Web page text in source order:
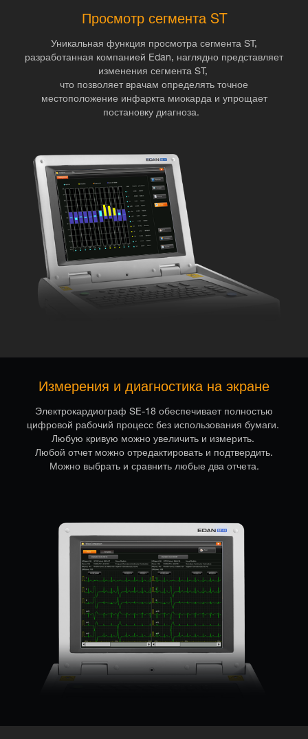
Просмотр сегмента ST
Уникальная функция просмотра сегмента ST,
разработанная компанией Edan, наглядно представляет
изменения сегмента ST,
что позволяет врачам определять точное
местоположение инфаркта миокарда и упрощает
постановку диагноза.
Измерения и диагностика на экране
Электрокардиограф SE-18 обеспечивает полностью
цифровой рабочий процесс без использования бумаги.
Любую кривую можно увеличить и измерить.
Любой отчет можно отредактировать и подтвердить.
Можно выбрать и сравнить любые два отчета.